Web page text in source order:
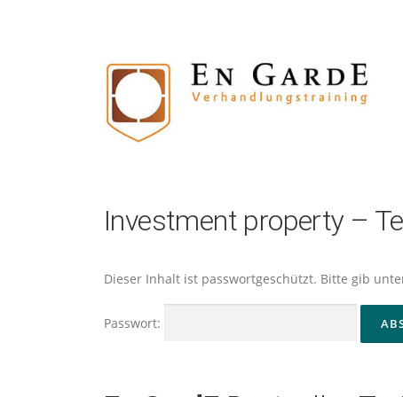
Investment property –
Dieser Inhalt ist passwortgeschützt. Bitte gib
Passwort: